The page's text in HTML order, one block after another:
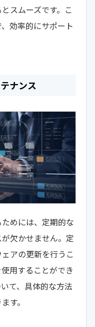
スムーズです。こ
効率的にサポート
ナンス
めには、定期的な
欠かせません。定
アの更新を行うこ
用することができ
て、具体的な方法
す。